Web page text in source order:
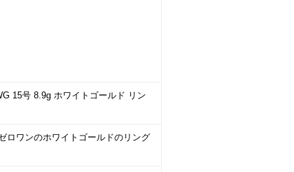
15号 8.9g ホワイトゴールド リン
ロワンのホワイトゴールドのリング